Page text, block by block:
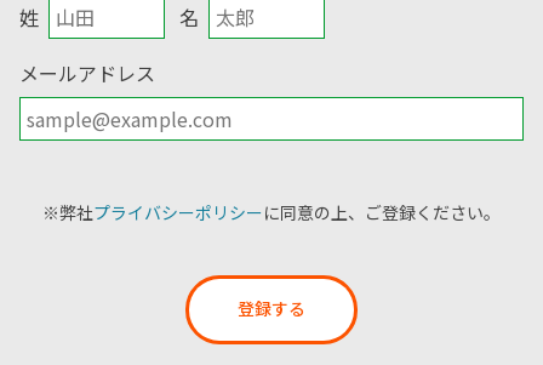
姓
名
メールアドレス
※弊社プライバシーポリシーに同意の上、ご登録ください。
登録する